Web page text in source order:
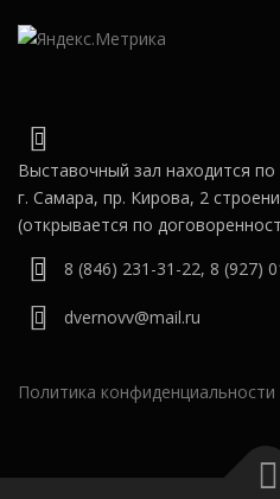
Выставочный зал находится по
г. Самара, пр. Кирова, 2
(открывается по
8 (846) 231-31-22, 8 (927)
dvernovv@mail.ru
Политика конфиденциальности